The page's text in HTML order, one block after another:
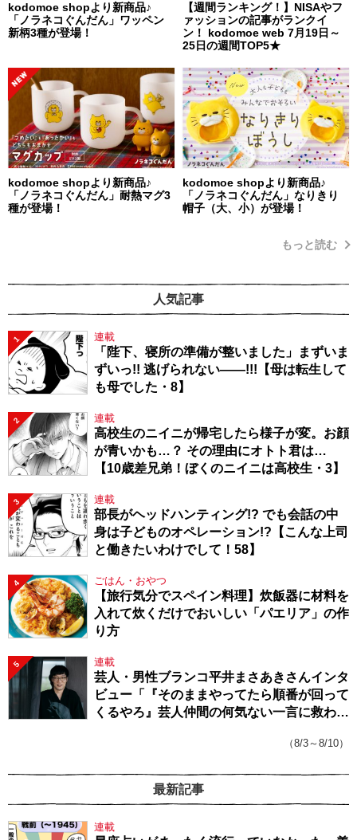
kodomoe shopより新商品♪
「ノラネコぐんだん」ワッペン
新柄3種が登場！
【週間ランキング！】NISAやフ
ァッションの記事がランクイ
ン！ kodomoe web 7月19日～
25日の週間TOP5★
kodomoe shopより新商品♪
「ノラネコぐんだん」耐熱マグ3
種が登場！
kodomoe shopより新商品♪
「ノラネコぐんだん」なりきり
帽子（大、小）が登場！
もっと読む
人気記事
1 連載
「陛下、寝所の準備が整いました」まずいま
ずいっ!! 逃げられない――!!!【母は転生して
も母でした・8】
2 連載
高校生のニイニが帰宅したら様子が変。お顔
が青いかも…？ その理由にオトト君は…
【10歳差兄弟！ぼくのニイニは高校生・3】
3 連載
部長がヘッドハンティング!? でも会話の中
身は子どものオペレーション!?【こんな上司
と働きたいわけでして！58】
4 ごはん・おやつ
【旅行気分でスペイン料理】炊飯器に材料を
入れて炊くだけでおいしい「パエリア」の作
り方
5 連載
芸人・男性ブランコ平井まさあきさんインタ
ビュー「『そのままやってたら順番が回って
くるやろ』芸人仲間の何気ない一言に救われ
（8/3～8/10）
最新記事
連載